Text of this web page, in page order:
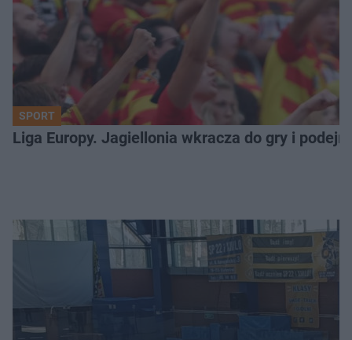
SPORT
Liga Europy. Jagiellonia wkracza do gry i